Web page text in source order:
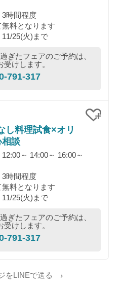
3時間程度
料となります
25(火)まで
ぎたフェアのご予約は、
受けします。
791-317
し料理試食×オリ
相談
～ 14:00～ 16:00～
3時間程度
料となります
25(火)まで
ぎたフェアのご予約は、
受けします。
791-317
をLINEで送る